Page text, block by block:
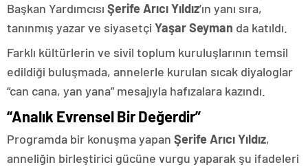
Başkan Yardımcısı Şerife Arıcı Yıldız’ın yanı sıra,
tanınmış yazar ve siyasetçi Yaşar Seyman da katıldı.
Farklı kültürlerin ve sivil toplum kuruluşlarının temsil
edildiği buluşmada, annelerle kurulan sıcak diyaloglar
“can cana, yan yana” mesajıyla hafızalara kazındı.
“Analık Evrensel Bir Değerdir”
Programda bir konuşma yapan Şerife Arıcı Yıldız,
anneliğin birleştirici gücüne vurgu yaparak şu ifadeleri